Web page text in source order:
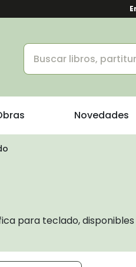
Novedades
para teclado,